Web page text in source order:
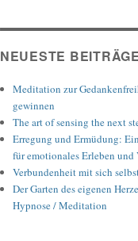
NEUESTE BEITRÄGE
Meditation zur
gewinnen
The art of sensing the next
Erregung und Ermüdung:
für emotionales Erleben und
Verbundenheit mit sich
Der Garten des eigenen
Hypnose / Meditation